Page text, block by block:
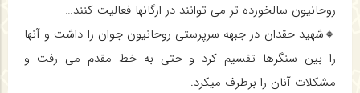
روحانیون سالخورده تر می توانند در ارگانها فعالیت کنند…
🔸شهید حقدان در جبهه سرپرستی روحانیون جوان را داشت و آنها
را بین سنگرها تقسیم کرد و حتی به خط مقدم می رفت و
مشکلات آنان را برطرف میکرد.